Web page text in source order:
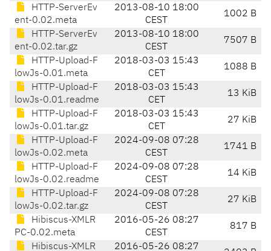
HTTP-ServerEv
ent-0.02.meta
2013-08-10 18:00
CEST
1002 B
HTTP-ServerEv
ent-0.02.tar.gz
2013-08-10 18:00
CEST
7507 B
HTTP-Upload-F
lowJs-0.01.meta
2018-03-03 15:43
CET
1088 B
HTTP-Upload-F
lowJs-0.01.readme
2018-03-03 15:43
CET
13 KiB
HTTP-Upload-F
lowJs-0.01.tar.gz
2018-03-03 15:43
CET
27 KiB
HTTP-Upload-F
lowJs-0.02.meta
2024-09-08 07:28
CEST
1741 B
HTTP-Upload-F
lowJs-0.02.readme
2024-09-08 07:28
CEST
14 KiB
HTTP-Upload-F
lowJs-0.02.tar.gz
2024-09-08 07:28
CEST
27 KiB
Hibiscus-XMLR
PC-0.02.meta
2016-05-26 08:27
CEST
817 B
Hibiscus-XMLR
2016-05-26 08:27